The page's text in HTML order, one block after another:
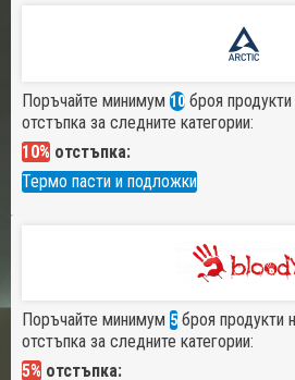
Поръчайте минимум 10 броя продукти
отстъпка за следните категории:
10% отстъпка:
Термо пасти и подложки
Поръчайте минимум 5 броя продукти
отстъпка за следните категории:
5% отстъпка: